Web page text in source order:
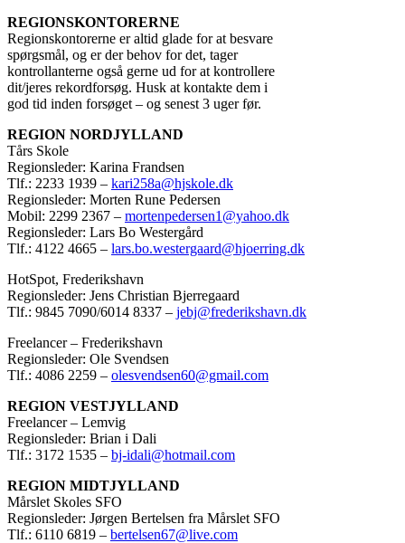
REGIONSKONTORERNE
Regionskontorerne er altid glade for at besvare
spørgsmål, og er der behov for det, tager
kontrollanterne også gerne ud for at kontrollere
dit/jeres rekordforsøg. Husk at kontakte dem i
god tid inden forsøget – og senest 3 uger før.
REGION NORDJYLLAND
Tårs Skole
Regionsleder: Karina Frandsen
Tlf.: 2233 1939 – kari258a@hjskole.dk
Regionsleder: Morten Rune Pedersen
Mobil: 2299 2367 – mortenpedersen1@yahoo.dk
Regionsleder: Lars Bo Westergård
Tlf.: 4122 4665 – lars.bo.westergaard@hjoerring.dk
HotSpot, Frederikshavn
Regionsleder: Jens Christian Bjerregaard
Tlf.: 9845 7090/6014 8337 – jebj@frederikshavn.dk
Freelancer – Frederikshavn
Regionsleder: Ole Svendsen
Tlf.: 4086 2259 – olesvendsen60@gmail.com
REGION VESTJYLLAND
Freelancer – Lemvig
Regionsleder: Brian i Dali
Tlf.: 3172 1535 – bj-idali@hotmail.com
REGION MIDTJYLLAND
Mårslet Skoles SFO
Regionsleder: Jørgen Bertelsen fra Mårslet SFO
Tlf.: 6110 6819 – bertelsen67@live.com